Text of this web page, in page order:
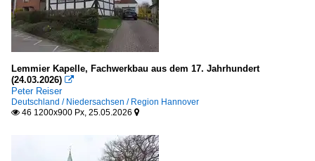
Lemmier Kapelle, Fachwerkbau aus dem 17. Jahrhundert
(24.03.2026) 
Peter Reiser
Deutschland / Niedersachsen / Region Hannover
 46 1200x900 Px, 25.05.2026 